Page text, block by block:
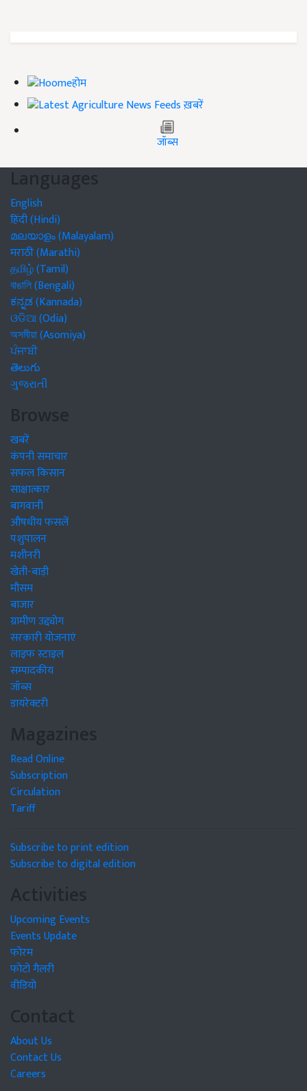
होम
ख़बरें
जॉब्स
Languages
English
हिंदी (Hindi)
മലയാളം (Malayalam)
मराठी (Marathi)
தமிழ் (Tamil)
বাঙালি (Bengali)
ಕನ್ನಡ (Kannada)
ଓଡିଆ (Odia)
অসমীয়া (Asomiya)
ਪੰਜਾਬੀ
తెలుగు
ગુજરાતી
Browse
खबरें
कंपनी समाचार
सफल किसान
साक्षात्कार
बागवानी
औषधीय फसलें
पशुपालन
मशीनरी
खेती-बाड़ी
मौसम
बाजार
ग्रामीण उद्द्योग
सरकारी योजनाएं
लाइफ स्टाइल
सम्पादकीय
जॉब्स
डायरेक्टरी
Magazines
Read Online
Subscription
Circulation
Tariff
Subscribe to print edition
Subscribe to digital edition
Activities
Upcoming Events
Events Update
फोरम
फोटो गैलरी
वीडियो
Contact
About Us
Contact Us
Careers